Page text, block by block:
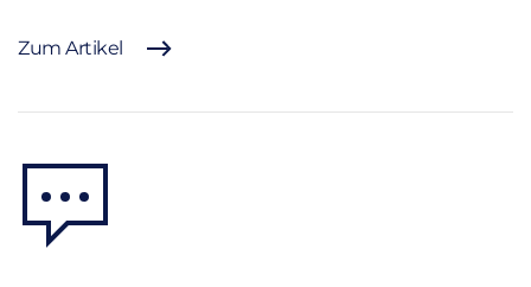
Zum Artikel